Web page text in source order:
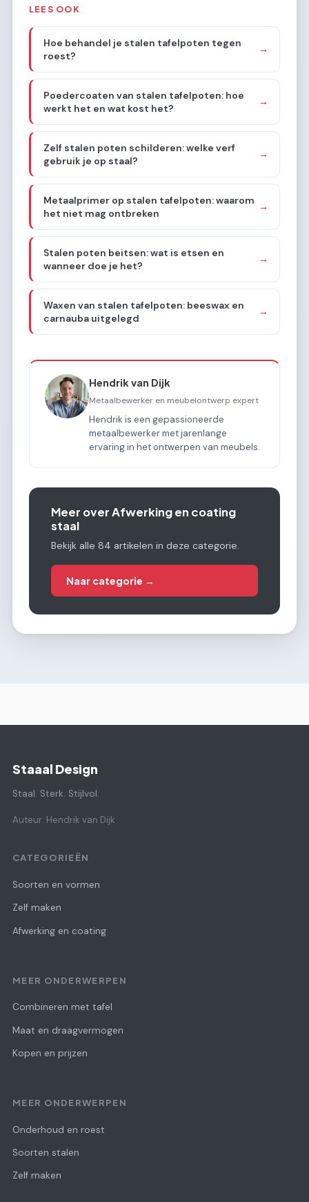
LEES OOK
Hoe behandel je stalen tafelpoten tegen
roest?
→
Poedercoaten van stalen tafelpoten: hoe
werkt het en wat kost het?
→
Zelf stalen poten schilderen: welke verf
gebruik je op staal?
→
Metaalprimer op stalen tafelpoten: waarom
het niet mag ontbreken
→
Stalen poten beitsen: wat is etsen en
wanneer doe je het?
→
Waxen van stalen tafelpoten: beeswax en
carnauba uitgelegd
→
Hendrik van Dijk
Metaalbewerker en meubelontwerp expert
Hendrik is een gepassioneerde
metaalbewerker met jarenlange
ervaring in het ontwerpen van meubels.
Meer over Afwerking en coating
staal
Bekijk alle 84 artikelen in deze categorie.
Naar categorie →
Staaal Design
Staal. Sterk. Stijlvol.
Auteur: Hendrik van Dijk
CATEGORIEËN
Soorten en vormen
Zelf maken
Afwerking en coating
MEER ONDERWERPEN
Combineren met tafel
Maat en draagvermogen
Kopen en prijzen
MEER ONDERWERPEN
Onderhoud en roest
Soorten stalen
Zelf maken